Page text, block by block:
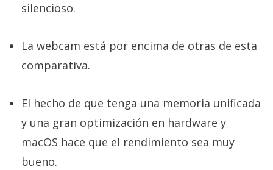
silencioso.
La webcam está por encima de otras de esta
comparativa.
El hecho de que tenga una memoria unificada
y una gran optimización en hardware y
macOS hace que el rendimiento sea muy
bueno.